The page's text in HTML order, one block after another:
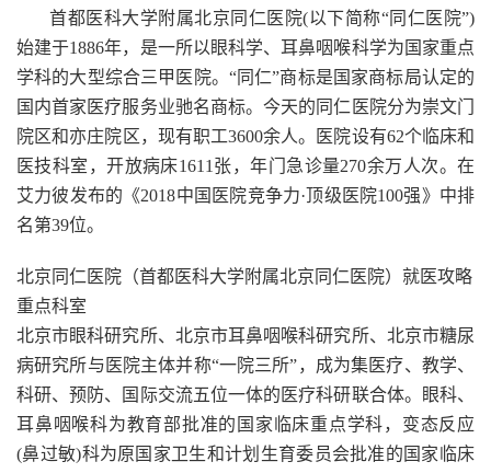
首都医科大学附属北京同仁医院(以下简称“同仁医院”)
始建于1886年，是一所以眼科学、耳鼻咽喉科学为国家重点
学科的大型综合三甲医院。“同仁”商标是国家商标局认定的
国内首家医疗服务业驰名商标。今天的同仁医院分为崇文门
院区和亦庄院区，现有职工3600余人。医院设有62个临床和
医技科室，开放病床1611张，年门急诊量270余万人次。在
艾力彼发布的《2018中国医院竞争力·顶级医院100强》中排
名第39位。
北京同仁医院（首都医科大学附属北京同仁医院）就医攻略
重点科室
北京市眼科研究所、北京市耳鼻咽喉科研究所、北京市糖尿
病研究所与医院主体并称“一院三所”，成为集医疗、教学、
科研、预防、国际交流五位一体的医疗科研联合体。眼科、
耳鼻咽喉科为教育部批准的国家临床重点学科，变态反应
(鼻过敏)科为原国家卫生和计划生育委员会批准的国家临床